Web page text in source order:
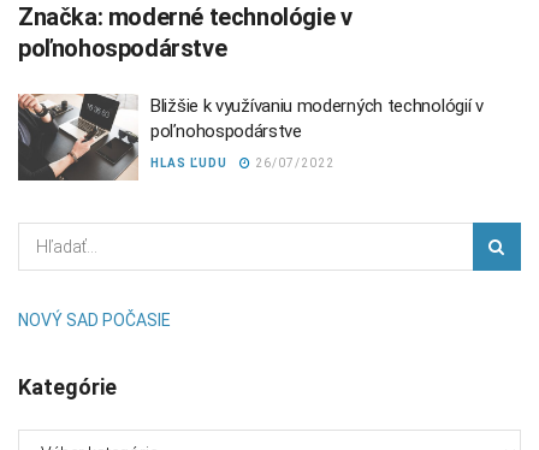
Značka: moderné technológie v
poľnohospodárstve
Bližšie k využívaniu moderných technológií v
poľnohospodárstve
HLAS ĽUDU 26/07/2022
NOVÝ SAD POČASIE
Kategórie